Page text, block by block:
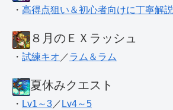
・ 高得点狙い＆初心者向けに丁寧解説
８月のＥＸラッシュ
・ 試練キオ ／ラム＆ラム
夏休みクエスト
・ Lv1～3 ／ Lv4～5